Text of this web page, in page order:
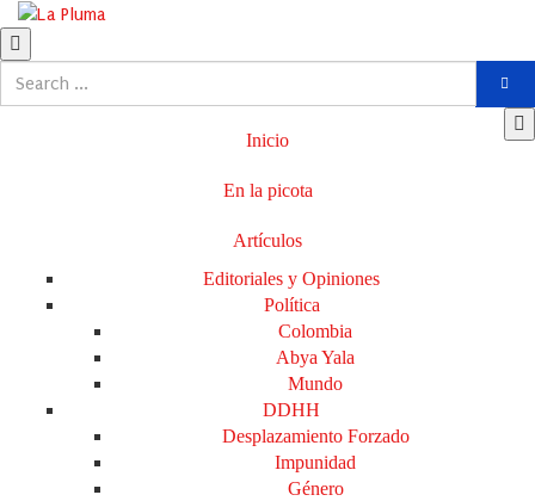
Inicio
En la picota
Artículos
Editoriales y Opiniones
Política
Colombia
Abya Yala
Mundo
DDHH
Desplazamiento Forzado
Impunidad
Género